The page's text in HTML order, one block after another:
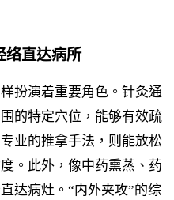
络直达病所
扮演着重要角色。针灸通
的特定穴位，能够有效疏
业的推拿手法，则能放松
。此外，像中药熏蒸、药
达病灶。“内外夹攻”的综